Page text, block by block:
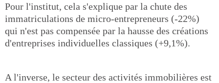
Pour l'institut, cela s'explique par la chute des
immatriculations de micro-entrepreneurs (-22%)
qui n'est pas compensée par la hausse des créations
d'entreprises individuelles classiques (+9,1%).
A l'inverse, le secteur des activités immobilières est